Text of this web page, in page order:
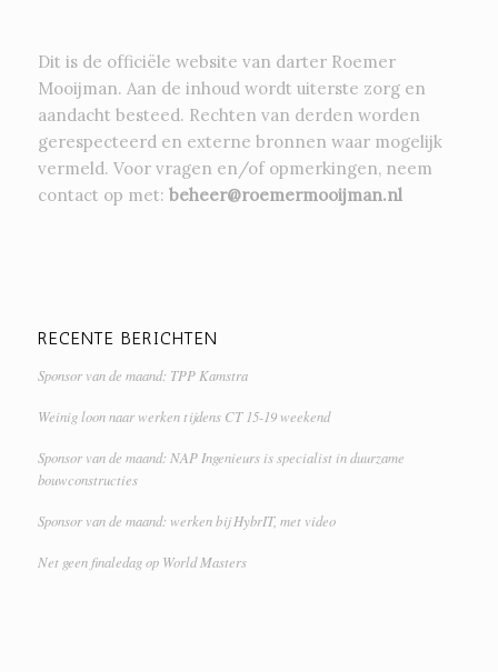
Dit is de officiële website van darter Roemer
Mooijman. Aan de inhoud wordt uiterste zorg en
aandacht besteed. Rechten van derden worden
gerespecteerd en externe bronnen waar mogelijk
vermeld. Voor vragen en/of opmerkingen, neem
contact op met: beheer@roemermooijman.nl
RECENTE BERICHTEN
Sponsor van de maand: TPP Kamstra
Weinig loon naar werken tijdens CT 15-19 weekend
Sponsor van de maand: NAP Ingenieurs is specialist in duurzame
bouwconstructies
Sponsor van de maand: werken bij HybrIT, met video
Net geen finaledag op World Masters